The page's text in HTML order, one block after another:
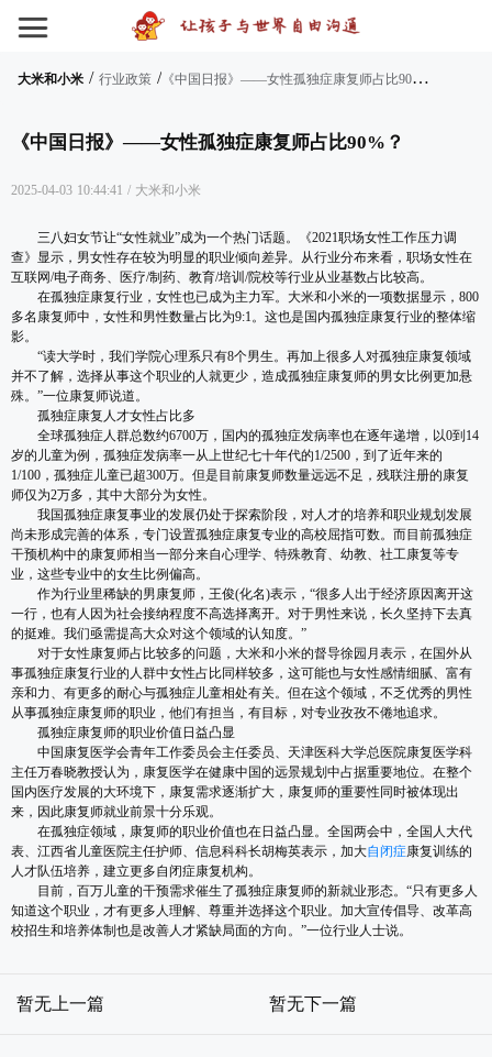
大米和小米 / 行业政策 / 《
中国日报》——女性孤独症康复师占比90%？
《中国日报》——女性孤独症康复师占比90%？
2025-04-03 10:44:41 / 大米和小米
三八妇女节让“女性就业”成为一个热门话题。《2021职场女性工作压力调
查》显示，男女性存在较为明显的职业倾向差异。从行业分布来看，职场女性在
互联网/电子商务、医疗/制药、教育/培训/院校等行业从业基数占比较高。
在孤独症康复行业，女性也已成为主力军。大米和小米的一项数据显示，800
多名康复师中，女性和男性数量占比为9:1。这也是国内孤独症康复行业的整体缩
影。
“读大学时，我们学院心理系只有8个男生。再加上很多人对孤独症康复领域
并不了解，选择从事这个职业的人就更少，造成孤独症康复师的男女比例更加悬
殊。”一位康复师说道。
孤独症康复人才女性占比多
全球孤独症人群总数约6700万，国内的孤独症发病率也在逐年递增，以0到14
岁的儿童为例，孤独症发病率一从上世纪七十年代的1/2500，到了近年来的
1/100，孤独症儿童已超300万。但是目前康复师数量远远不足，残联注册的康复
师仅为2万多，其中大部分为女性。
我国孤独症康复事业的发展仍处于探索阶段，对人才的培养和职业规划发展
尚未形成完善的体系，专门设置孤独症康复专业的高校屈指可数。而目前孤独症
干预机构中的康复师相当一部分来自心理学、特殊教育、幼教、社工康复等专
业，这些专业中的女生比例偏高。
作为行业里稀缺的男康复师，王俊(化名)表示，“很多人出于经济原因离开这
一行，也有人因为社会接纳程度不高选择离开。对于男性来说，长久坚持下去真
的挺难。我们亟需提高大众对这个领域的认知度。”
对于女性康复师占比较多的问题，大米和小米的督导徐园月表示，在国外从
事孤独症康复行业的人群中女性占比同样较多，这可能也与女性感情细腻、富有
亲和力、有更多的耐心与孤独症儿童相处有关。但在这个领域，不乏优秀的男性
从事孤独症康复师的职业，他们有担当，有目标，对专业孜孜不倦地追求。
孤独症康复师的职业价值日益凸显
中国康复医学会青年工作委员会主任委员、天津医科大学总医院康复医学科
主任万春晓教授认为，康复医学在健康中国的远景规划中占据重要地位。在整个
国内医疗发展的大环境下，康复需求逐渐扩大，康复师的重要性同时被体现出
来，因此康复师就业前景十分乐观。
在孤独症领域，康复师的职业价值也在日益凸显。全国两会中，全国人大代
表、江西省儿童医院主任护师、信息科科长胡梅英表示，加大自闭症康复训练的
人才队伍培养，建立更多自闭症康复机构。
目前，百万儿童的干预需求催生了孤独症康复师的新就业形态。“只有更多人
知道这个职业，才有更多人理解、尊重并选择这个职业。加大宣传倡导、改革高
校招生和培养体制也是改善人才紧缺局面的方向。”一位行业人士说。
暂无上一篇 暂无下一篇